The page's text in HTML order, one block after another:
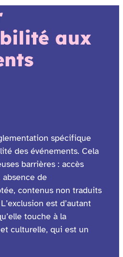
aux
spécifique
des événements. Cela
barrières : accès
absence de
contenus non traduits
est d’autant
touche à la
culturelle, qui est un